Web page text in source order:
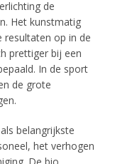
de
Het kunstmatig
resultaten op in de
prettiger bij een
In de sport
de grote
belangrijkste
het verhogen